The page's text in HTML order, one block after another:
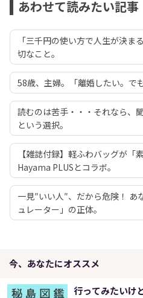
あわせて読みたい記事
「三千円の使い方で人生が決
切なこと。
58歳、主婦。「離婚したい。でも
読むのは苦手・・・それなら、
という選択。
【雑誌付録】軽ふわバッグが「
Hayama PLUSとコラボ。
一見″いい人″、だから危険！ あ
ュレーター」の正体。
今、あなたにオススメ
行ってみたいけ